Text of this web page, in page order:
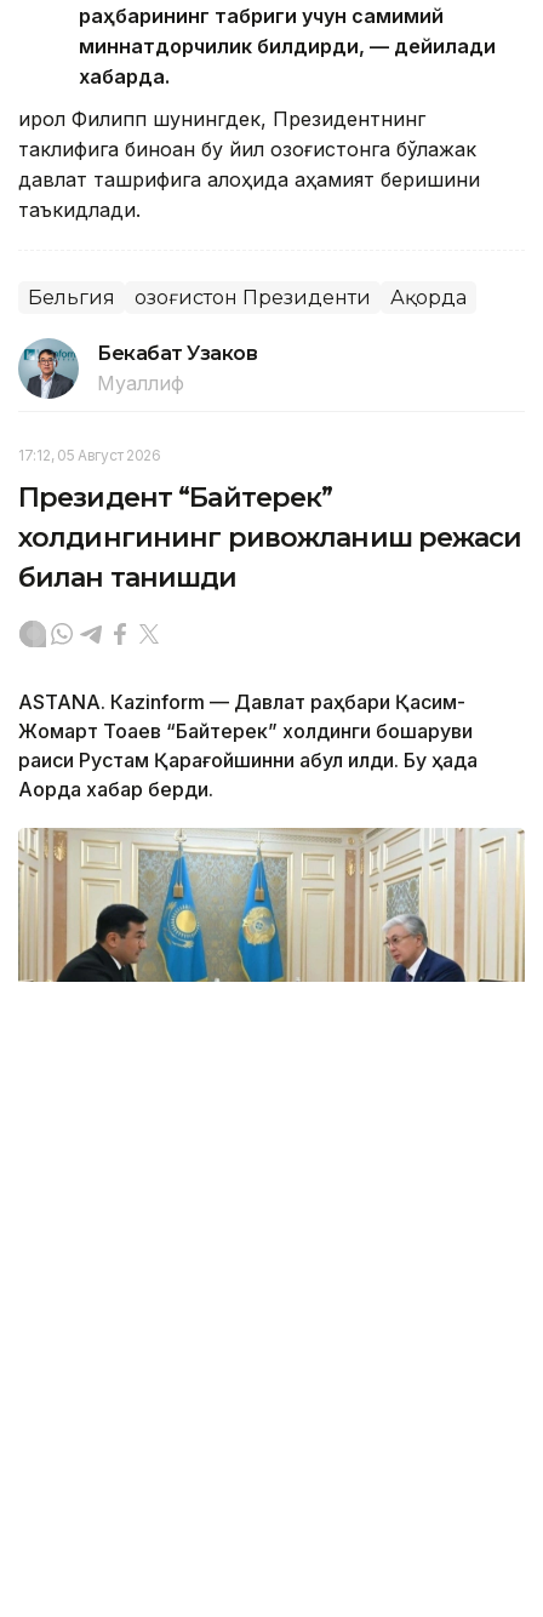
раҳбарининг табриги учун самимий
миннатдорчилик билдирди, — дейилади
хабарда.
Қирол Филипп шунингдек, Президентнинг
таклифига биноан бу йил Қозоғистонга бўлажак
давлат ташрифига алоҳида аҳамият беришини
таъкидлади.
Бельгия Қозоғистон Президенти Ақорда
Бекабат Узаков
Муаллиф
17:12, 05 Август 2026
Президент “Байтерек”
холдингининг ривожланиш режаси
билан танишди
ASTANА. Каzinform — Давлат раҳбари Қасим-
Жомарт Тоқаев “Байтерек” холдинги бошқаруви
раиси Рустам Қарағойшинни қабул қилди. Бу ҳақда
Ақорда хабар берди.